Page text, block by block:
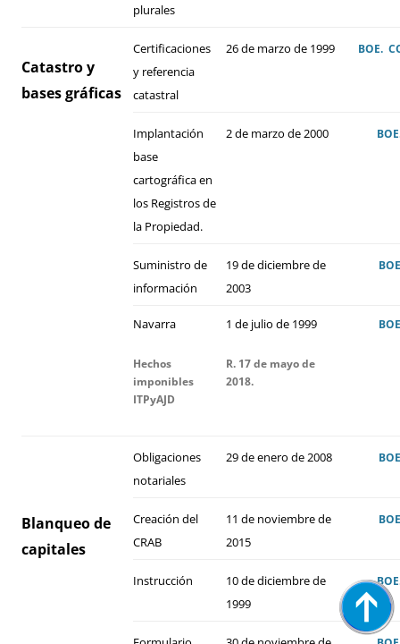
plurales
Catastro y
bases gráficas
Certificaciones
y referencia
catastral
26 de marzo de 1999 BOE.
Implantación
base
cartográfica en
los Registros de
la Propiedad.
2 de marzo de 2000 BOE
Suministro de
información
19 de diciembre de
2003
BOE
Navarra
Hechos
imponibles
ITPyAJD
1 de julio de 1999
R. 17 de mayo de
2018.
BOE
Blanqueo de
capitales
Obligaciones
notariales
29 de enero de 2008 BOE
Creación del
CRAB
11 de noviembre de
2015
BOE
Instrucción
10 de diciembre de
1999
BOE